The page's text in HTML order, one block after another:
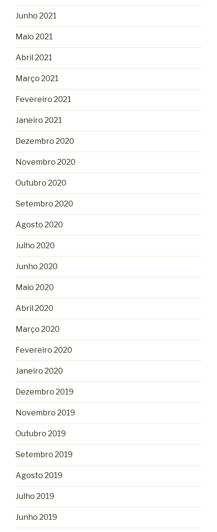
Junho 2021
Maio 2021
Abril 2021
Março 2021
Fevereiro 2021
Janeiro 2021
Dezembro 2020
Novembro 2020
Outubro 2020
Setembro 2020
Agosto 2020
Julho 2020
Junho 2020
Maio 2020
Abril 2020
Março 2020
Fevereiro 2020
Janeiro 2020
Dezembro 2019
Novembro 2019
Outubro 2019
Setembro 2019
Agosto 2019
Julho 2019
Junho 2019